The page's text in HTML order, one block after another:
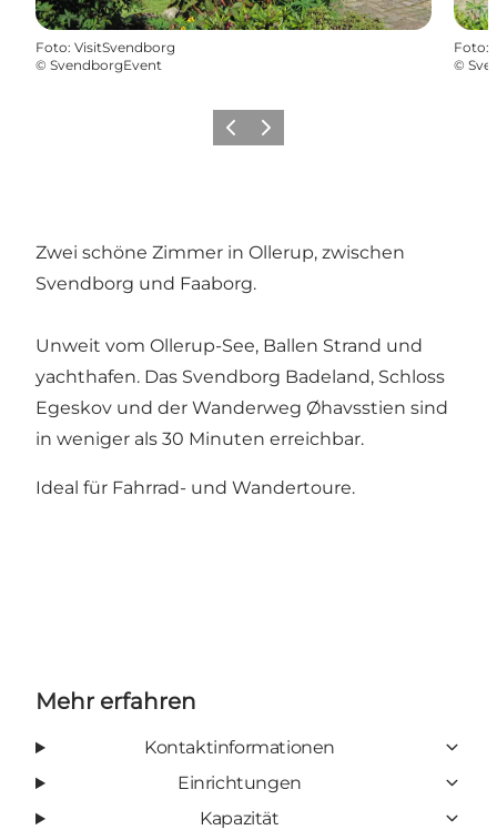
Foto: VisitSvendborg
© SvendborgEvent
Foto:
©
Vorherige Folie
Nächste Folie
Zwei schöne Zimmer in Ollerup, zwischen
Svendborg und Faaborg.
Unweit vom Ollerup-See, Ballen Strand und
yachthafen. Das Svendborg Badeland, Schloss
Egeskov und der Wanderweg Øhavsstien sind
in weniger als 30 Minuten erreichbar.
Ideal für Fahrrad- und Wandertoure.
Mehr erfahren
Kontaktinformationen
Einrichtungen
Kapazität